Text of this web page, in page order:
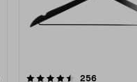
256
4.5av 5 stjerner